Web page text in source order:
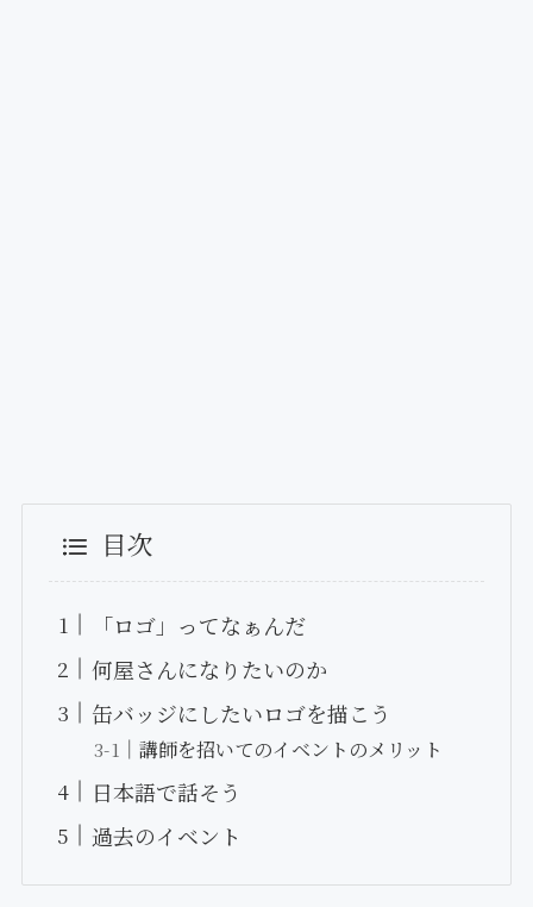
目次
「ロゴ」ってなぁんだ
何屋さんになりたいのか
缶バッジにしたいロゴを描こう
講師を招いてのイベントのメリット
日本語で話そう
過去のイベント